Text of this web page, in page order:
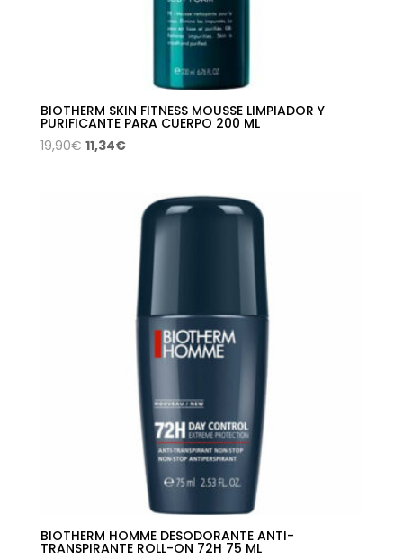
BIOTHERM SKIN FITNESS MOUSSE LIMPIADOR Y
PURIFICANTE PARA CUERPO 200 ML
19,90€ El
11,34€El
11,34€.
BIOTHERM HOMME DESODORANTE ANTI-
TRANSPIRANTE ROLL-ON 72H 75 ML